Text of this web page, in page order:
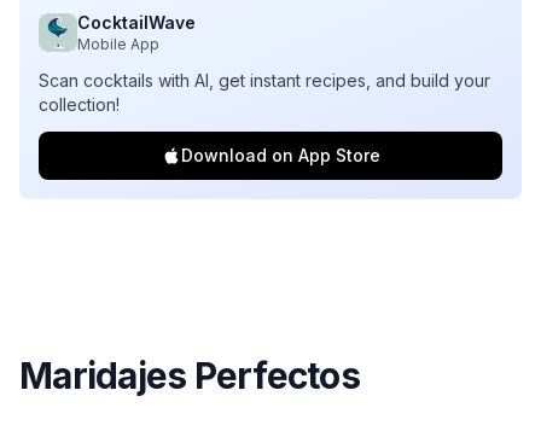
CocktailWave
Mobile App
Scan cocktails with AI, get instant recipes, and build your
collection!
Download on App Store
Maridajes Perfectos